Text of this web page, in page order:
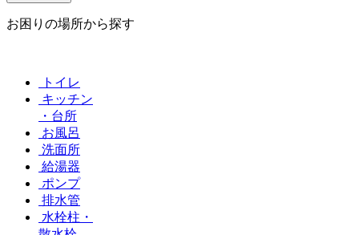
お困りの場所から探す
トイレ
キッチン
・台所
お風呂
洗面所
給湯器
ポンプ
排水管
水栓柱・